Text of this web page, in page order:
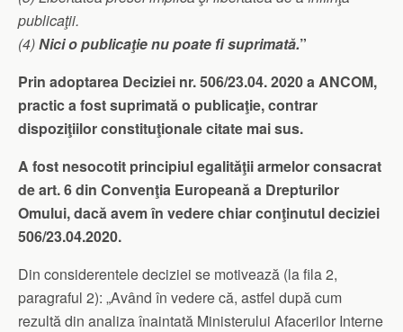
publicaţii.
(4)Nici o publicaţie nu poate fi suprimată.”
Prin adoptarea Deciziei nr. 506/23.04. 2020 a ANCOM,
practic a fost suprimată o publicaţie, contrar
dispoziţiilor constituţionale citate mai sus.
A fost nesocotit principiul egalităţii armelor consacrat
de art. 6 din Convenţia Europeană a Drepturilor
Omului, dacă avem în vedere chiar conţinutul deciziei
506/23.04.2020.
Din considerentele deciziei se motivează (la fila 2,
paragraful 2): „Având în vedere că, astfel după cum
rezultă din analiza înaintată Ministerului Afacerilor Interne